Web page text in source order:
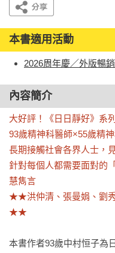
本書適用活動
2026周年慶／外版暢
內容簡介
大好評！《日日靜好》系
93歲精神科醫師×55歲精
長期接觸社會各界人士，
針對每個人都需要面對的
慧雋言
★★洪仲清、張曼娟、劉
★★
本書作者93歲中村恒子為